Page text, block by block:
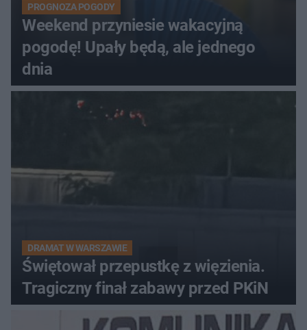
PROGNOZA POGODY
Weekend przyniesie wakacyjną
pogodę! Upały będą, ale jednego
dnia
DRAMAT W WARSZAWIE
Świętował przepustkę z więzienia.
Tragiczny finał zabawy przed PKiN